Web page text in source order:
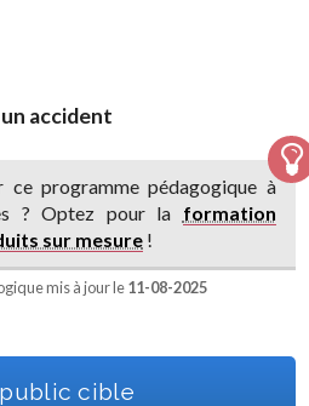
accident
ce programme pédagogique à
? Optez pour la formation
sur mesure !
mis à jour le11-08-2025
cible